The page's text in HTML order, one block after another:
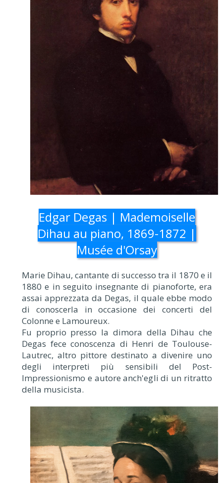
Edgar Degas | Mademoiselle
Dihau au piano, 1869-1872 |
Musée d'Orsay
Marie Dihau, cantante di successo tra il 1870 e il
1880 e in seguito insegnante di pianoforte, era
assai apprezzata da Degas, il quale ebbe modo
di conoscerla in occasione dei concerti del
Colonne e Lamoureux.
Fu proprio presso la dimora della Dihau che
Degas fece conoscenza di Henri de Toulouse-
Lautrec, altro pittore destinato a divenire uno
degli interpreti più sensibili del Post-
Impressionismo e autore anch'egli di un ritratto
della musicista.